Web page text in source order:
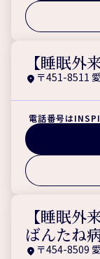
【睡眠外
〒451-8511
電話番号は
【睡眠外
ばんたね
〒454-8509